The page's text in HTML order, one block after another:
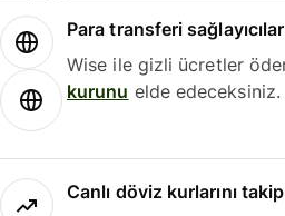
Para transferi
Wise ile gizli ücretler
kurunu elde edeceksiniz.
Canlı döviz kurlarını